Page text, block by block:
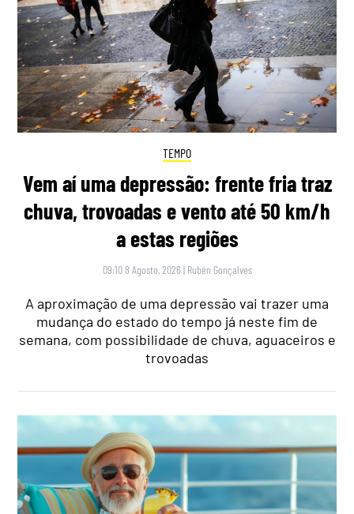
TEMPO
Vem aí uma depressão: frente fria traz
chuva, trovoadas e vento até 50 km/h
a estas regiões
09:10 8 Agosto, 2026 | Rubén Gonçalves
A aproximação de uma depressão vai trazer uma
mudança do estado do tempo já neste fim de
semana, com possibilidade de chuva, aguaceiros e
trovoadas